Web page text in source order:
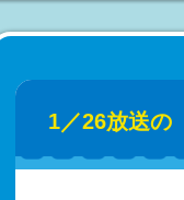
1／26放送の